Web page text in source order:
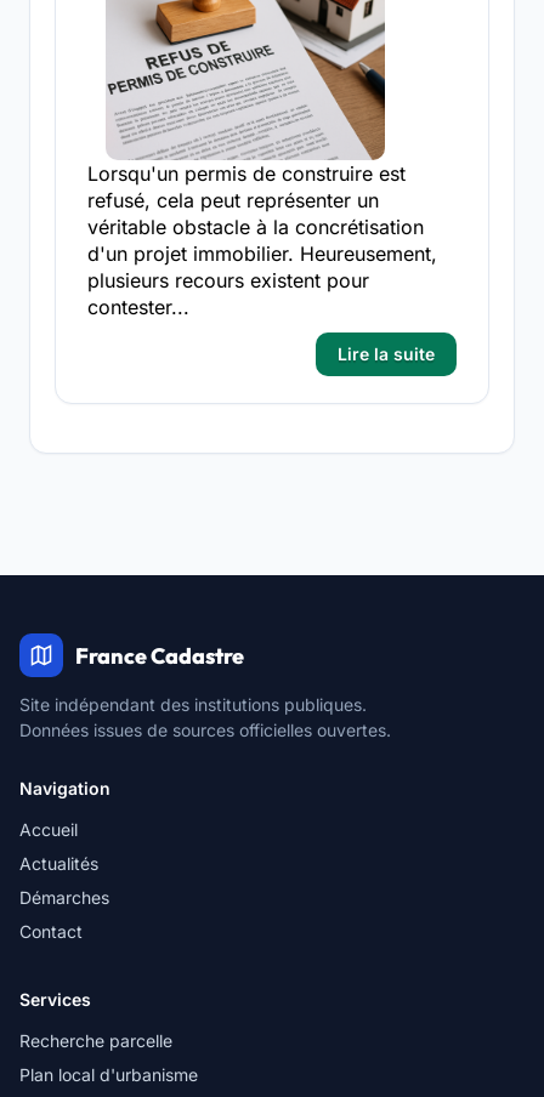
Lorsqu'un permis de construire est
refusé, cela peut représenter un
véritable obstacle à la concrétisation
d'un projet immobilier. Heureusement,
plusieurs recours existent pour
contester...
Lire la suite
France Cadastre
Site indépendant des institutions publiques.
Données issues de sources officielles ouvertes.
Navigation
Accueil
Actualités
Démarches
Contact
Services
Recherche parcelle
Plan local d'urbanisme